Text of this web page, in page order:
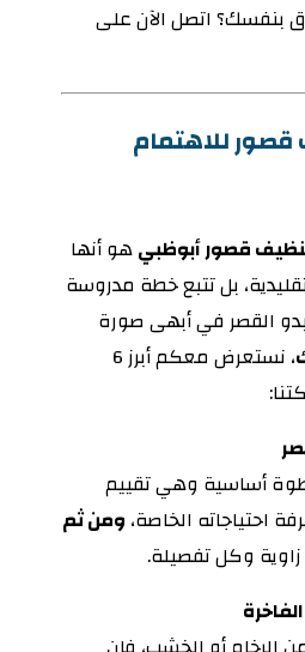
بنفسك؟ اتصل الآن على
للاهتمام
قصور أبوظبيهو أنها
بل تتبع خطة مدروسة
القصر في أبهى صورة
، نستعرض معكم أبرز 6
أساسية وهي تقييم
احتياجاته الخاصة، ومن ثم
وكل تفصيلة.